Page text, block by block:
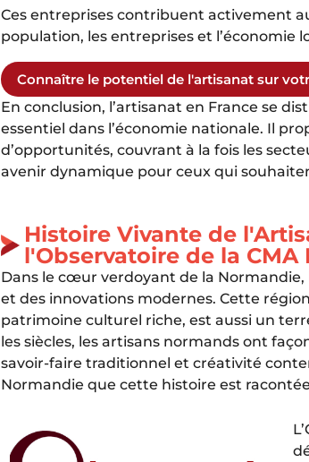
Ces entreprises contribuent activement
population, les entreprises et l’économie
Connaître le potentiel de l'artisanat sur
En conclusion, l’artisanat en France se
essentiel dans l’économie nationale. Il
d’opportunités, couvrant à la fois les
avenir dynamique pour ceux qui
Histoire Vivante de
l'Observatoire de la
Dans le cœur verdoyant de la
et des innovations modernes. Cette
patrimoine culturel riche, est aussi un
les siècles, les artisans normands ont
savoir-faire traditionnel et créativité
Normandie que cette histoire est